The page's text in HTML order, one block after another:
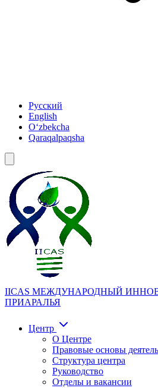
Русский
English
Oʻzbekcha
Qaraqalpaqsha
IICAS МЕЖДУНАРОДНЫЙ
ПРИАРАЛЬЯ
Центр
О Центре
Правовые основы
Структура центра
Руководство
Отделы и вакансии